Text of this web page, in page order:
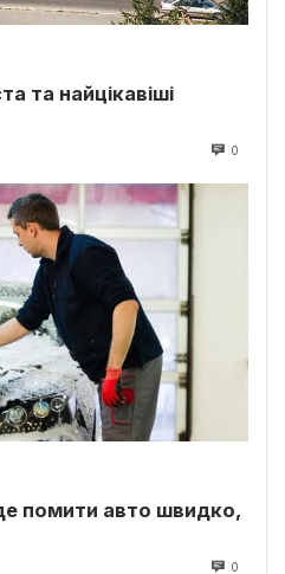
та найцікавіші
0
помити авто швидко,
0